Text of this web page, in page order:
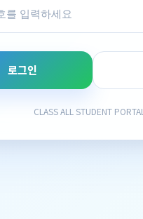
로그인
CLASS ALL STUDENT PORTAL